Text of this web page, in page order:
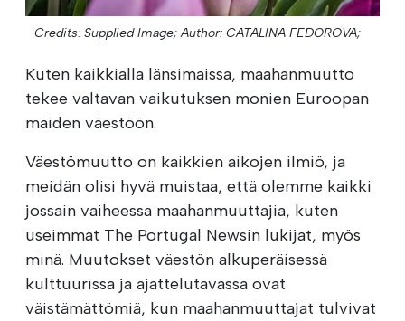
Credits: Supplied Image; Author: CATALINA FEDOROVA;
Kuten kaikkialla länsimaissa, maahanmuutto
tekee valtavan vaikutuksen monien Euroopan
maiden väestöön.
Väestömuutto on kaikkien aikojen ilmiö, ja
meidän olisi hyvä muistaa, että olemme kaikki
jossain vaiheessa maahanmuuttajia, kuten
useimmat The Portugal Newsin lukijat, myös
minä. Muutokset väestön alkuperäisessä
kulttuurissa ja ajattelutavassa ovat
väistämättömiä, kun maahanmuuttajat tulvivat